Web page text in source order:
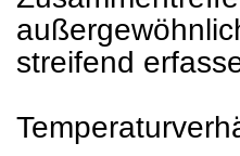
streifend